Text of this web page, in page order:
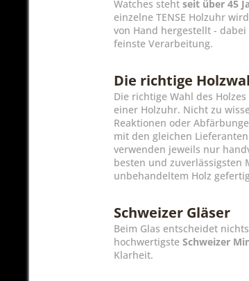
Watches steht seit über 45
einzelne TENSE Holzuhr
von Hand hergestellt -
feinste Verarbeitung.
Die richtige
Die richtige Wahl des
einer Holzuhr. Nicht zu
Reaktionen oder
mit den gleichen
verwenden jeweils nur
besten und zuverlässigsten
unbehandeltem Holz
Schweizer Gläser
Beim Glas entscheidet
hochwertigste Schweizer
Klarheit.